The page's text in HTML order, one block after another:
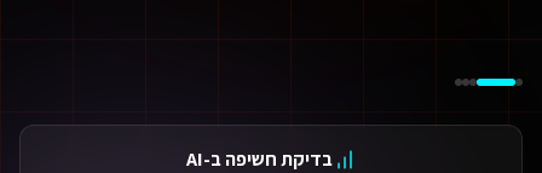
התאמת אתרים ו-SaaS למנועי חיפוש — שירות התאמת אתרים ו-SaaS למנועי חיפוש מתקדם
בדיקת חשיפה ב-AI